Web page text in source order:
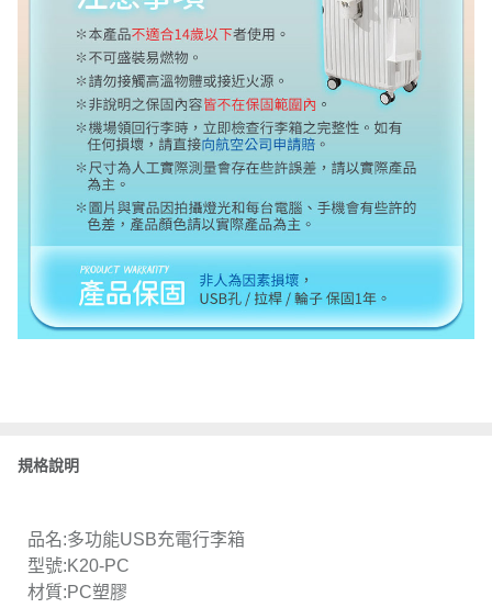
規格說明
品名:多功能USB充電行李箱
型號:K20-PC
材質:PC塑膠